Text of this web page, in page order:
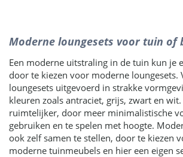
Moderne loungesets voor tuin of
Een moderne uitstraling in de tuin kun je
door te kiezen voor moderne loungesets.
loungesets uitgevoerd in strakke
kleuren zoals antraciet, grijs, zwart en
ruimtelijker, door meer minimalistische
gebruiken en te spelen met hoogte.
ook zelf samen te stellen, door te kiezen
moderne tuinmeubels en hier een eigen